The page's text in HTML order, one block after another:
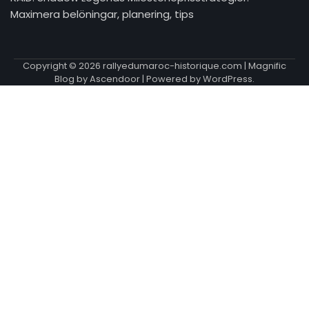
Maximera belöningar, planering, tips
Copyright © 2026 rallyedumaroc-historique.com | Magnific
Blog byAscendoor| Powered byWordPress.